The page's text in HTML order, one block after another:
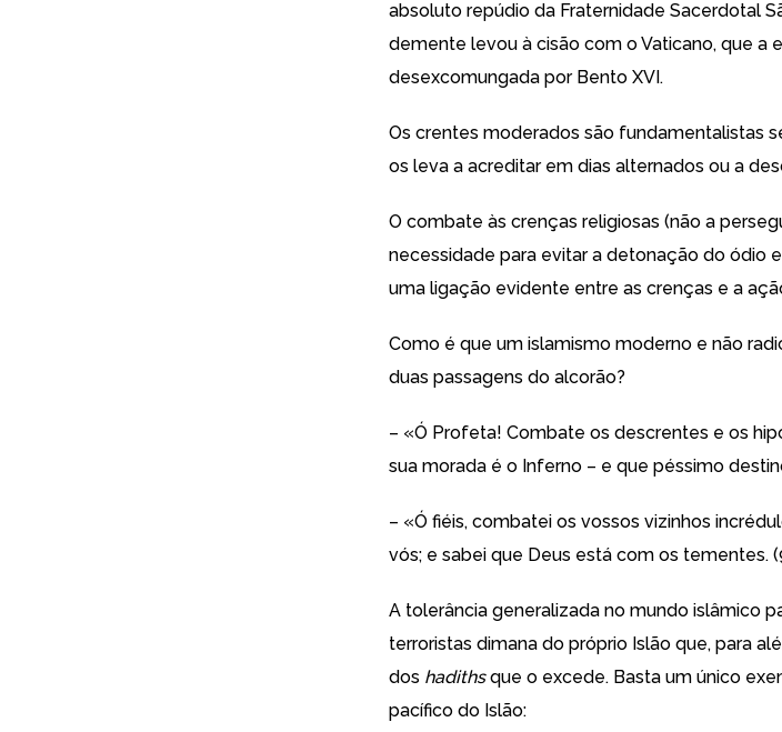
absoluto repúdio da Fraternidade Sacerdotal
demente levou à cisão com o Vaticano, que a
desexcomungada por Bento XVI.
Os crentes moderados são fundamentalistas
os leva a acreditar em dias alternados ou a
O combate às crenças religiosas (não a
necessidade para evitar a detonação do ódio
uma ligação evidente entre as crenças e a
Como é que um islamismo moderno e não
duas passagens do alcorão?
– «Ó Profeta! Combate os descrentes e os
sua morada é o Inferno – e que péssimo
– «Ó fiéis, combatei os vossos vizinhos
vós; e sabei que Deus está com os tementes.
A tolerância generalizada no mundo islâmico
terroristas dimana do próprio Islão que, para
dos hadithsque o excede. Basta um único
pacífico do Islão: